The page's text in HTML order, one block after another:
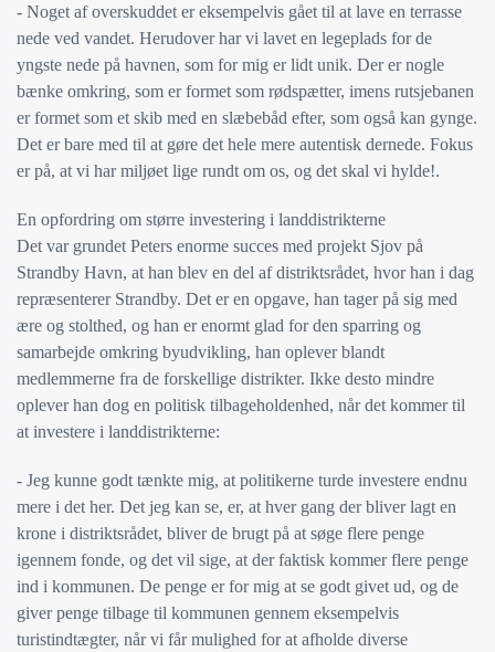
- Noget af overskuddet er eksempelvis gået til at lave en terrasse
nede ved vandet. Herudover har vi lavet en legeplads for de
yngste nede på havnen, som for mig er lidt unik. Der er nogle
bænke omkring, som er formet som rødspætter, imens rutsjebanen
er formet som et skib med en slæbebåd efter, som også kan gynge.
Det er bare med til at gøre det hele mere autentisk dernede. Fokus
er på, at vi har miljøet lige rundt om os, og det skal vi hylde!.
En opfordring om større investering i landdistrikterne
Det var grundet Peters enorme succes med projekt Sjov på
Strandby Havn, at han blev en del af distriktsrådet, hvor han i dag
repræsenterer Strandby. Det er en opgave, han tager på sig med
ære og stolthed, og han er enormt glad for den sparring og
samarbejde omkring byudvikling, han oplever blandt
medlemmerne fra de forskellige distrikter. Ikke desto mindre
oplever han dog en politisk tilbageholdenhed, når det kommer til
at investere i landdistrikterne:
- Jeg kunne godt tænkte mig, at politikerne turde investere endnu
mere i det her. Det jeg kan se, er, at hver gang der bliver lagt en
krone i distriktsrådet, bliver de brugt på at søge flere penge
igennem fonde, og det vil sige, at der faktisk kommer flere penge
ind i kommunen. De penge er for mig at se godt givet ud, og de
giver penge tilbage til kommunen gennem eksempelvis
turistindtægter, når vi får mulighed for at afholde diverse